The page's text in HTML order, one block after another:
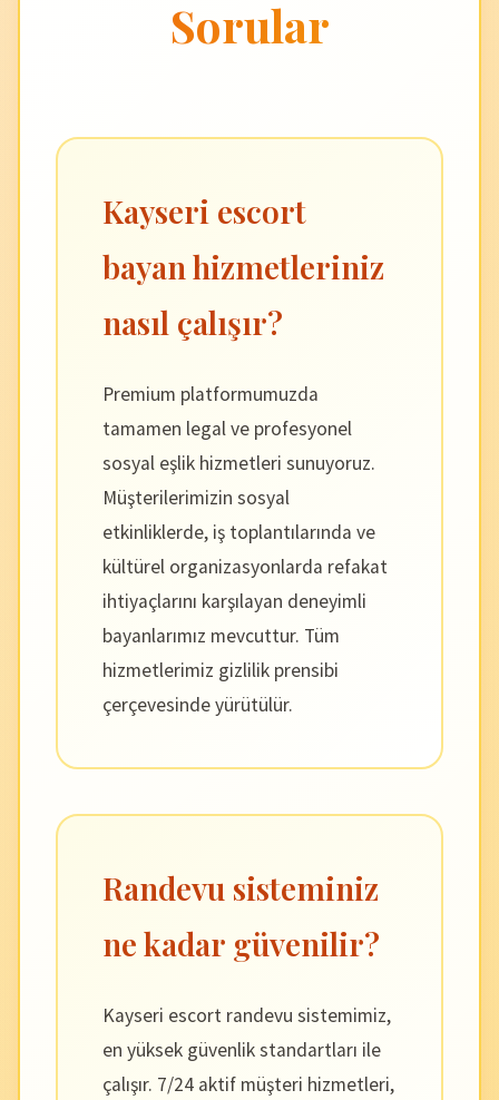
Sorular
Kayseri escort
bayan hizmetleriniz
nasıl çalışır?
Premium platformumuzda
tamamen legal ve profesyonel
sosyal eşlik hizmetleri sunuyoruz.
Müşterilerimizin sosyal
etkinliklerde, iş toplantılarında ve
kültürel organizasyonlarda refakat
ihtiyaçlarını karşılayan deneyimli
bayanlarımız mevcuttur. Tüm
hizmetlerimiz gizlilik prensibi
çerçevesinde yürütülür.
Randevu sisteminiz
ne kadar güvenilir?
Kayseri escort randevu sistemimiz,
en yüksek güvenlik standartları ile
çalışır. 7/24 aktif müşteri hizmetleri,